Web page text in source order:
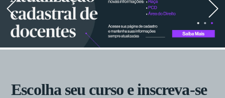
Escolha seu curso e inscreva-se